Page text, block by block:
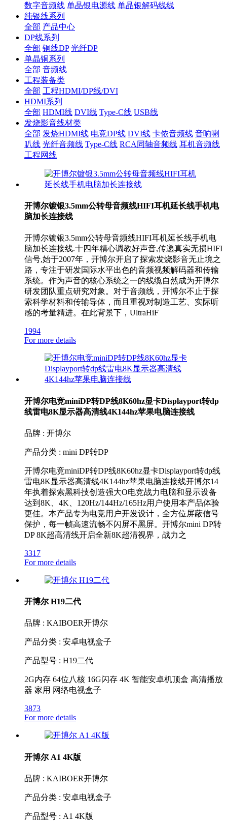
数字音频线 单晶银电源线 单晶银解码线线
纯银线系列
全部 产品中心
DP线系列
全部 铜线DP 光纤DP
单晶铜系列
全部 音频线
工程装备类
全部 工程HDMI/DP线/DVI
HDMI系列
全部 HDMI线 DVI线 Type-C线 USB线
发烧影音线材类
全部 发烧HDMI线 电竞DP线 DVI线 卡侬音频线 音响喇
叭线 光纤音频线 Type-C线 RCA同轴音频线 耳机音频线
工程网线
开博尔镀银3.5mm公转母音频线HIFI耳机延长线手机电
脑加长连接线
开博尔镀银3.5mm公转母音频线HIFI耳机延长线手机电
脑加长连接线.十四年精心调教好声音,传递真实无损HIFI
信号,始于2007年，开博尔开启了探索发烧影音无止境之
路，专注于研发国际水平出色的音频视频解码器和传输
系统。作为声音的核心系统之一的线缆自然成为开博尔
研发团队重点研究对象。对于音频线，开博尔不止于探
索科学材料和传输导体，而且重视对制造工艺、实际听
感的考量精进。在此背景下，UltraHiF
1994
For more details
开博尔电竞miniDP转DP线8K60hz显卡Displayport转dp
线雷电8K显示器高清线4K144hz苹果电脑连接线
品牌 : 开博尔
产品分类 : mini DP转DP
开博尔电竞miniDP转DP线8K60hz显卡Displayport转dp线
雷电8K显示器高清线4K144hz苹果电脑连接线开博尔14
年执着探索黑科技创造强大O电竞战力电脑和显示设备
达到8K、4K、120Hz/144Hz/165Hz用户使用本产品体验
更佳。本产品专为电竞用户开发设计，全方位屏蔽信号
保护，每一帧高速流畅不闪屏不黑屏。开博尔mini DP转
DP 8K超高清线开启全新8K超清视界，战力之
3317
For more details
开博尔 H19二代
品牌 : KAIBOER开博尔
产品分类 : 安卓电视盒子
产品型号 : H19二代
2G内存 64位八核 16G闪存 4K 智能安卓机顶盒 高清播放
器 家用 网络电视盒子
3873
For more details
开博尔 A1 4K版
品牌 : KAIBOER开博尔
产品分类 : 安卓电视盒子
产品型号 : A1 4K版